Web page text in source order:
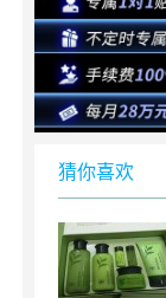
猜你喜欢